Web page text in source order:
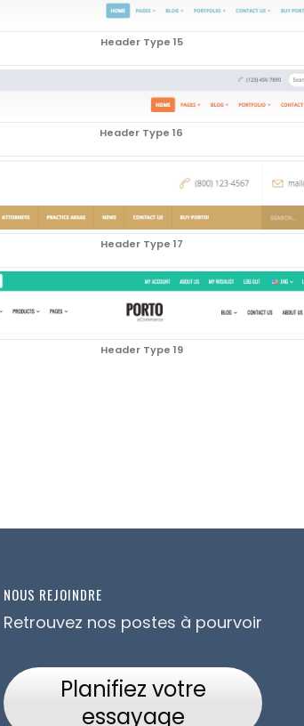
Header Type 15
Header Type 16
Header Type 17
Header Type 19
NOUS REJOINDRE
Retrouvez nos postes à pourvoir
Planifiez votre
essayage